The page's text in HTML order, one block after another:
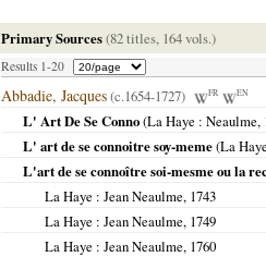
Primary Sources(82 titles, 164 vols.)
Results 1-20
Abbadie, Jacques(c.1654-1727) FR EN
L' Art De Se Conno(La Haye : Neaulme,
L' art de se connoitre soy-meme(La
L'art de se connoître soi-mesme ou la
La Haye : Jean Neaulme, 1743
La Haye : Jean Neaulme, 1749
La Haye : Jean Neaulme, 1760